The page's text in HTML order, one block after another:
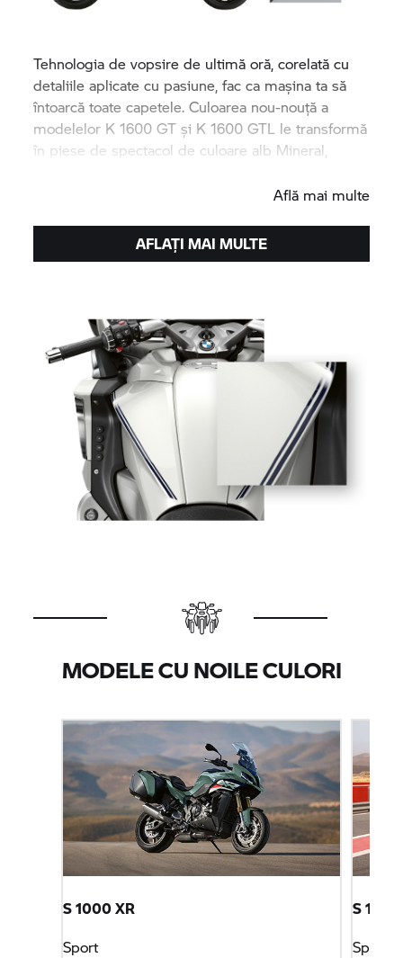
Tehnologia de vopsire de ultimă oră, corelată cu
detaliile aplicate cu pasiune, fac ca mașina ta să
întoarcă toate capetele. Culoarea nou-nouță a
modelelor K 1600 GT și K 1600 GTL le transformă
în piese de spectacol de culoare alb Mineral,
Află mai multe
AFLAȚI MAI MULTE
MODELE CU NOILE CULORI
S 1000 XR
Sport
S 1000
Sport